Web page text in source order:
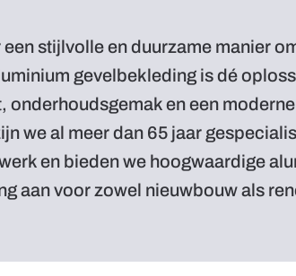
een stijlvolle en duurzame manier
gevelbekleding is dé
onderhoudsgemak en een
we al meer dan 65 jaar
en bieden we hoogwaardige
aan voor zowel nieuwbouw als